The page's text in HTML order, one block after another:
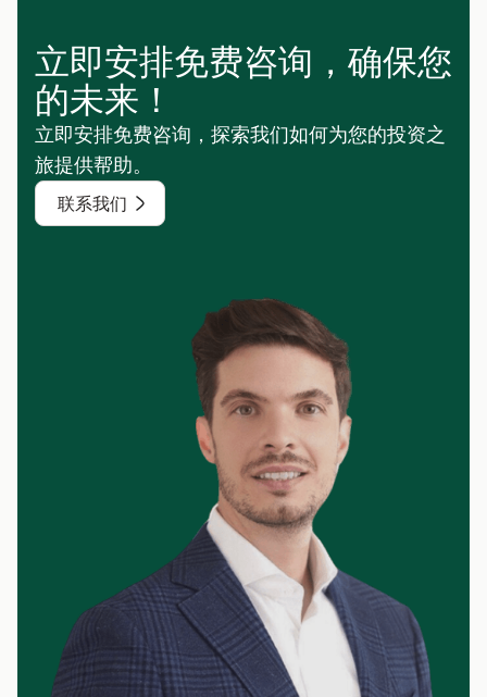
立即安排免费咨询，确保您
的未来！
立即安排免费咨询，探索我们如何为您的投资之
旅提供帮助。
联系我们